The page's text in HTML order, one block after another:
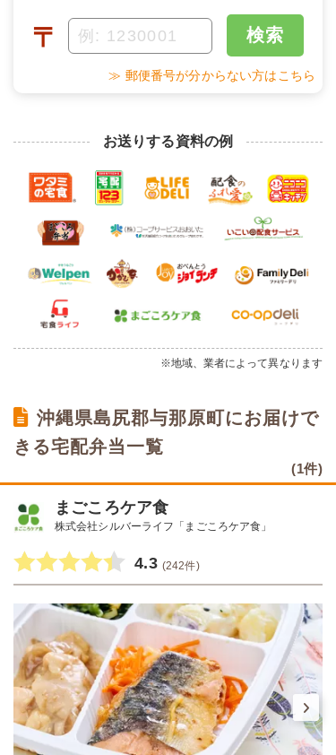
〒 検索
≫ 郵便番号が分からない方はこちら
お送りする資料の例
※地域、業者によって異なります
沖縄県島尻郡与那原町にお届けで
きる宅配弁当一覧
(1件)
まごころケア食
株式会社シルバーライフ「まごころケア食」
4.3 (242件)